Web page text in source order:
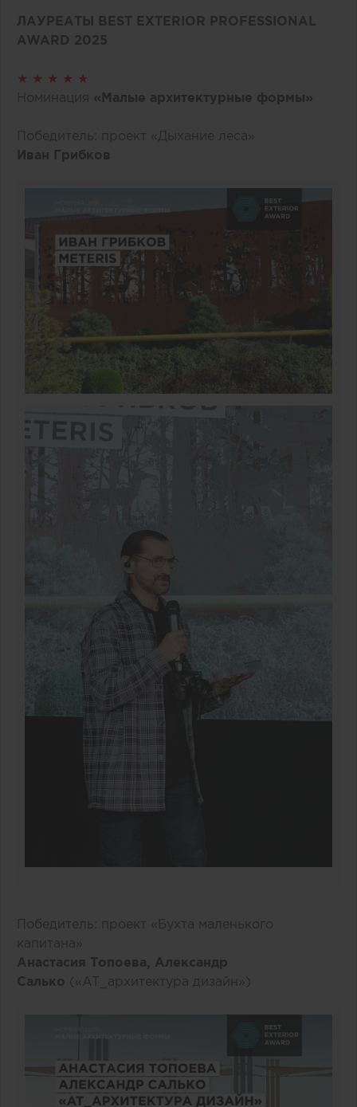
ЛАУРЕАТЫ BEST EXTERIOR PROFESSIONAL
AWARD 2025
★ ★ ★ ★ ★
Номинация «Малые архитектурные формы»
Победитель: проект «Дыхание леса»
Иван Грибков
Победитель: проект «Бухта маленького
капитана»
Анастасия Топоева, Александр
Салько («AT_архитектура дизайн»)